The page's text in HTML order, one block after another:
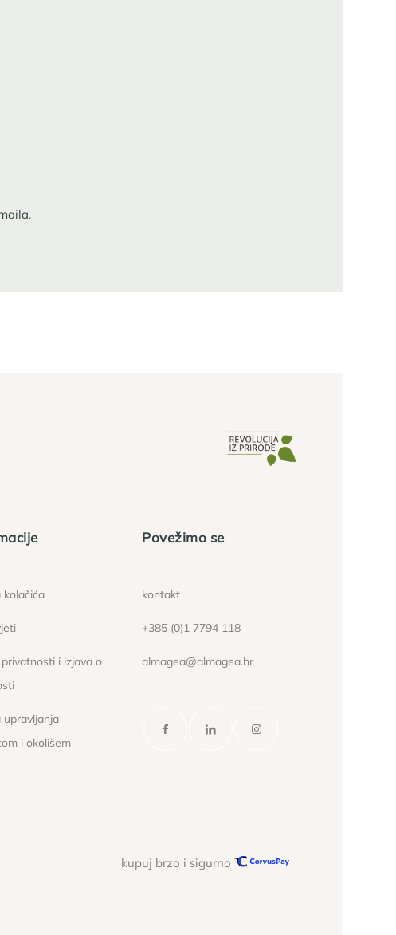
.
kolačića
i izjava o
upravljanja
i okolišem
Povežimo se
kontakt
+385 (0)1 7794 118
almagea@almagea.hr
kupuj brzo i sigurno